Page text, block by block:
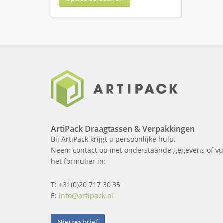
ArtiPack Draagtassen & Verpakkingen
Bij ArtiPack krijgt u persoonlijke hulp.
Neem contact op met onderstaande gegevens of
het formulier in:
T: +31(0)20 717 30 35
E: info@artipack.nl